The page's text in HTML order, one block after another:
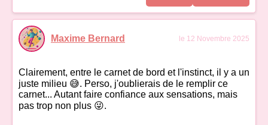
Maxime Bernard le 12 Novembre 2025
Clairement, entre le carnet de bord et l'instinct, il y a un
juste milieu 😅. Perso, j'oublierais de le remplir ce
carnet... Autant faire confiance aux sensations, mais
pas trop non plus 😜.